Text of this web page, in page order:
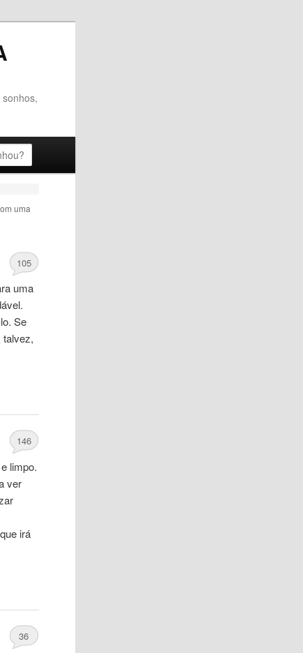
uma
105
uma
Se
talvez,
146
limpo.
ver
irá
36